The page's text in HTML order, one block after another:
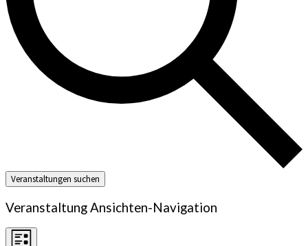
Veranstaltungen suchen
Veranstaltung Ansichten-Navigation